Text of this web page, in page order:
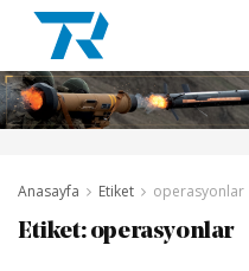
Anasayfa Etiket operasyonlar
Etiket: operasyonlar